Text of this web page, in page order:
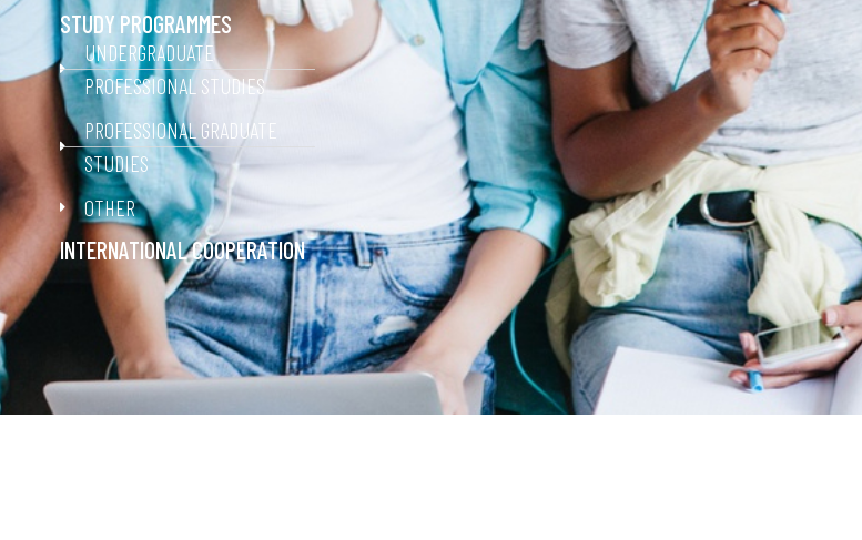
STUDY PROGRAMMES
UNDERGRADUATE
PROFESSIONAL STUDIES
PROFESSIONAL GRADUATE
STUDIES
OTHER
INTERNATIONAL COOPERATION